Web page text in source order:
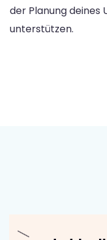
der Planung deines
unterstützen.